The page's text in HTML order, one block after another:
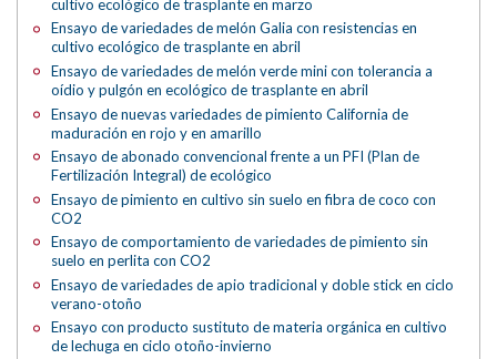
cultivo ecológico de trasplante en marzo
Ensayo de variedades de melón Galia con resistencias en
cultivo ecológico de trasplante en abril
Ensayo de variedades de melón verde mini con tolerancia a
oídio y pulgón en ecológico de trasplante en abril
Ensayo de nuevas variedades de pimiento California de
maduración en rojo y en amarillo
Ensayo de abonado convencional frente a un PFI (Plan de
Fertilización Integral) de ecológico
Ensayo de pimiento en cultivo sin suelo en fibra de coco con
CO2
Ensayo de comportamiento de variedades de pimiento sin
suelo en perlita con CO2
Ensayo de variedades de apio tradicional y doble stick en ciclo
verano-otoño
Ensayo con producto sustituto de materia orgánica en cultivo
de lechuga en ciclo otoño-invierno